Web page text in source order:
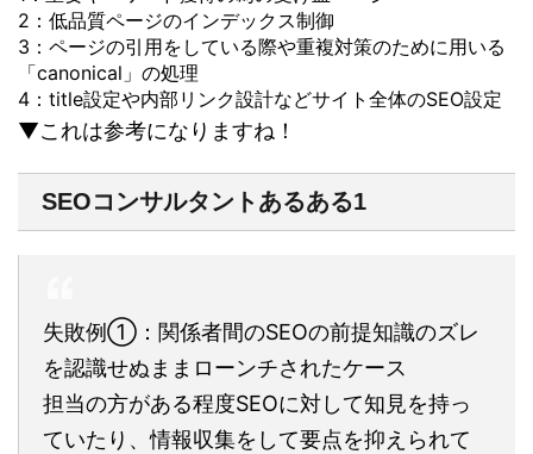
2：低品質ページのインデックス制御
3：ページの引用をしている際や重複対策のために用いる
「canonical」の処理
4：title設定や内部リンク設計などサイト全体のSEO設定
▼これは参考になりますね！
SEOコンサルタントあるある1
失敗例①：関係者間のSEOの前提知識のズレ
を認識せぬままローンチされたケース
担当の方がある程度SEOに対して知見を持っ
ていたり、情報収集をして要点を抑えられて